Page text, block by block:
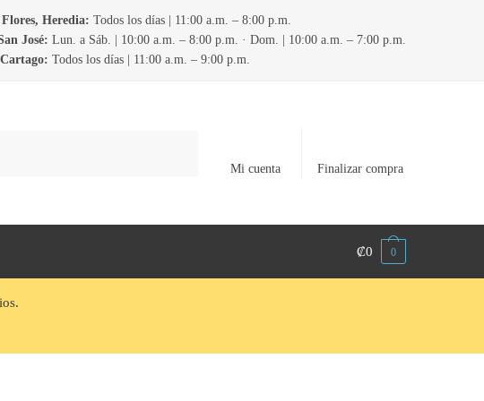
Heredia: Todos los días | 11:00 a.m. – 8:00 p.m.
José: Lun. a Sáb. | 10:00 a.m. – 8:00 p.m. · Dom. | 10:00 a.m. – 7:00 p.m.
Todos los días | 11:00 a.m. – 9:00 p.m.
Mi cuenta Finalizar compra
₡0 0